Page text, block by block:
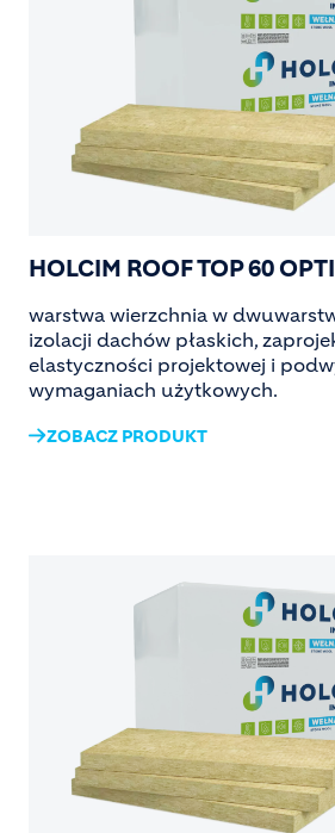
HOLCIM ROOF TOP 60
warstwa wierzchnia w
izolacji dachów płaskich,
elastyczności projektowej i
wymaganiach użytkowych.
ZOBACZ PRODUKT